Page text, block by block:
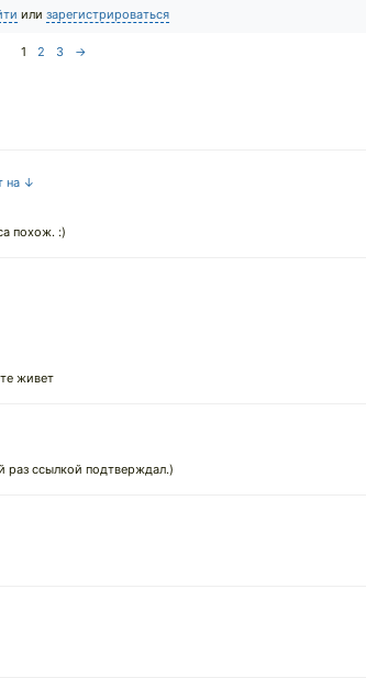
или зарегистрироваться
1 2 3 →
на ↓
похож. :)
живет
раз ссылкой подтверждал.)